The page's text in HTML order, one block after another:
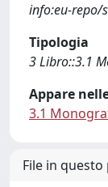
info:eu-repo/
Tipologia
3 Libro::3.1
Appare
3.1
File in